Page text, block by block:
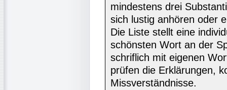
mindestens drei
sich lustig anhören oder
Die Liste stellt eine
schönsten Wort an der
schriflich mit eigenen
prüfen die Erklärungen,
Missverständnisse.